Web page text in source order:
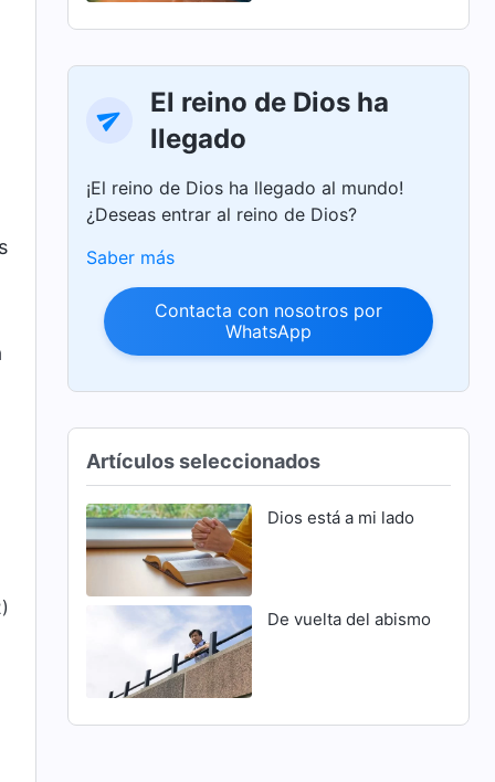
El reino de Dios ha
llegado
¡El reino de Dios ha llegado al mundo!
¿Deseas entrar al reino de Dios?
Saber más
Contacta con nosotros por
WhatsApp
Artículos seleccionados
Dios está a mi lado
De vuelta del abismo